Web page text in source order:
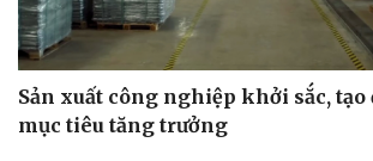
Sản xuất công nghiệp khởi sắc,
mục tiêu tăng trưởng